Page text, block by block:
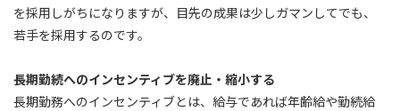
を採用しがちになりますが、目先の成果は少しガマンしてでも、
若手を採用するのです。
長期勤続へのインセンティブを廃止・縮小する
長期勤務へのインセンティブとは、給与であれば年齢給や勤続給